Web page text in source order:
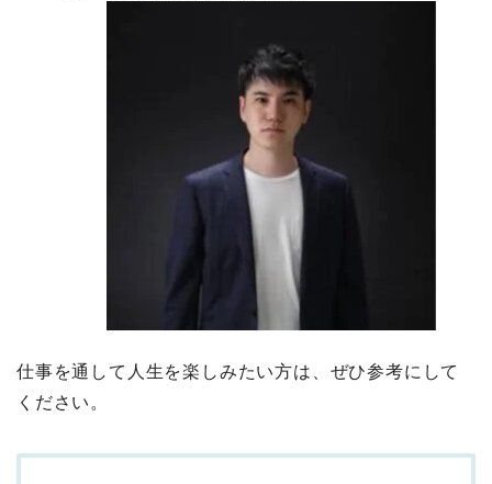
仕事を通して人生を楽しみたい方は、ぜひ参考にして
ください。